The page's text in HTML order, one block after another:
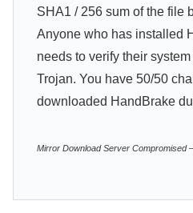
SHA1 / 256 sum of the file
Anyone who has installed
needs to verify their
Trojan. You have 50/50
downloaded HandBrake
Mirror Download Server Compromised